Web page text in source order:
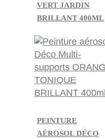
VERT JARDIN
BRILLANT 400ML
PEINTURE
AÉROSOL DÉCO